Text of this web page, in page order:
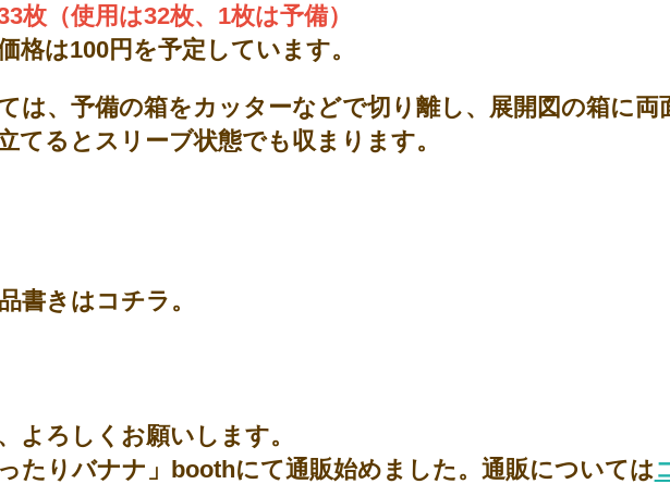
枚（使用は32枚、1枚は予備）
格は100円を予定しています。
は、予備の箱をカッターなどで切り離し、展開図の箱に両
てるとスリーブ状態でも収まります。
書きはコチラ。
よろしくお願いします。
ったりバナナ」boothにて通販始めました。通販については